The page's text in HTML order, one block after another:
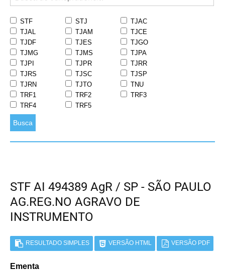
STF STJ
TJAC
TJAL
TJAM
TJCE
TJDF
TJES
TJGO
TJMG
TJMS
TJPA
TJPI
TJPR
TJRR
TJRS
TJSC
TJSP
TJRN
TJTO
TNU
TRF1
TRF2
TRF3
TRF4
TRF5
Busca
STF AI 494389 AgR / SP - SÃO PAULO
AG.REG.NO AGRAVO DE
INSTRUMENTO
RESULTADO SIMPLES VERSÃO HTML VERSÃO PDF
Ementa